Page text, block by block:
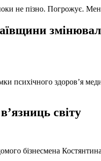
не пізно. Погрожує.
психічного здоров’я
світу
бізнесмена